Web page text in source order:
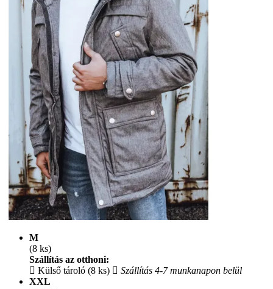
M
(8 ks)
Szállítás az otthoni:
Külső tároló (8 ks)
Szállítás 4-7 munkanapon belül
XXL